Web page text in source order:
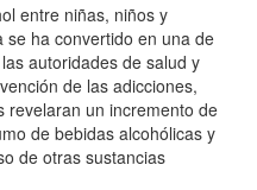
entre niñas, niños y
se ha convertido en una de
autoridades de salud y
de las adicciones,
revelaran un incremento de
de bebidas alcohólicas y
de otras sustancias